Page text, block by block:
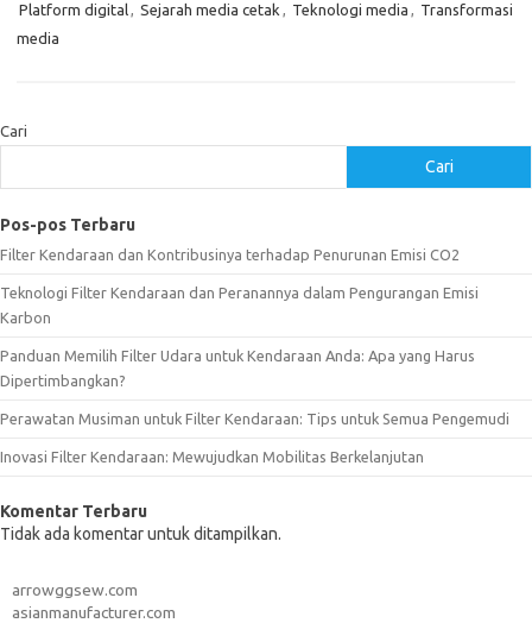
Platform digital, Sejarah media cetak , Teknologi media , Transformasi
media
Cari
Cari
Pos-pos Terbaru
Filter Kendaraan dan Kontribusinya terhadap Penurunan Emisi CO2
Teknologi Filter Kendaraan dan Peranannya dalam Pengurangan Emisi
Karbon
Panduan Memilih Filter Udara untuk Kendaraan Anda: Apa yang Harus
Dipertimbangkan?
Perawatan Musiman untuk Filter Kendaraan: Tips untuk Semua Pengemudi
Inovasi Filter Kendaraan: Mewujudkan Mobilitas Berkelanjutan
Komentar Terbaru
Tidak ada komentar untuk ditampilkan.
arrowggsew.com
asianmanufacturer.com